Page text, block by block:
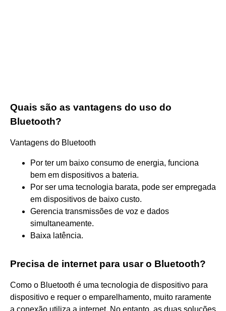
Quais são as vantagens do uso do
Bluetooth?
Vantagens do Bluetooth
Por ter um baixo consumo de energia, funciona
bem em dispositivos a bateria.
Por ser uma tecnologia barata, pode ser empregada
em dispositivos de baixo custo.
Gerencia transmissões de voz e dados
simultaneamente.
Baixa latência.
Precisa de internet para usar o Bluetooth?
Como o Bluetooth é uma tecnologia de dispositivo para
dispositivo e requer o emparelhamento, muito raramente
a conexão utiliza a internet. No entanto, as duas soluções